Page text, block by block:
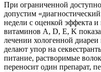
При ограниченной
допустим
недели с оценкой эффекта
витаминов A, D, E, K
лечении хологенной
делают упор на
питание, растворимые
переносит один препарат,